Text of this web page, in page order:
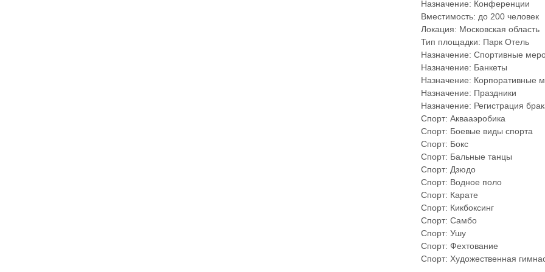
Назначение: Конференции
Вместимость: до 200 человек
Локация: Московская область
Тип площадки: Парк Отель
Назначение: Спортивные
Назначение: Банкеты
Назначение: Корпоративные
Назначение: Праздники
Назначение: Регистрация
Спорт: Аквааэробика
Спорт: Боевые виды спорта
Спорт: Бокс
Спорт: Бальные танцы
Спорт: Дзюдо
Спорт: Водное поло
Спорт: Карате
Спорт: Кикбоксинг
Спорт: Самбо
Спорт: Ушу
Спорт: Фехтование
Спорт: Художественная